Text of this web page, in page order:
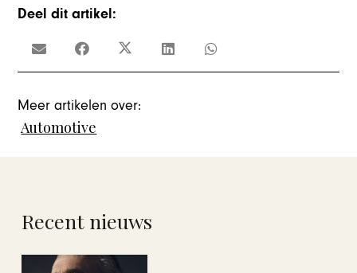
Deel dit artikel:
Meer artikelen over:
Automotive
Recent nieuws